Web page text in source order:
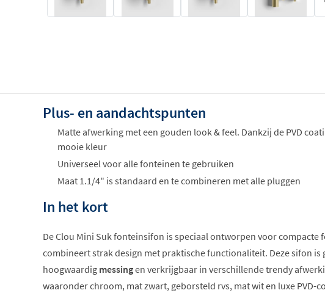
Plus- en aandachtspunten
Matte afwerking met een gouden look & feel. Dankzij de PVD
mooie kleur
Universeel voor alle fonteinen te gebruiken
Maat 1.1/4" is standaard en te combineren met alle pluggen
In het kort
De Clou Mini Suk fonteinsifon is speciaal ontworpen voor compacte
combineert strak design met praktische functionaliteit. Deze sifon is
hoogwaardig messingen verkrijgbaar in verschillende trendy
waaronder chroom, mat zwart, geborsteld rvs, mat wit en luxe PVD-